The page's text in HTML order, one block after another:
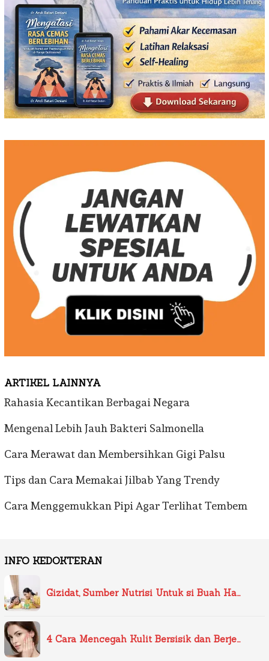
ARTIKEL LAINNYA
Rahasia Kecantikan Berbagai Negara
Mengenal Lebih Jauh Bakteri Salmonella
Cara Merawat dan Membersihkan Gigi Palsu
Tips dan Cara Memakai Jilbab Yang Trendy
Cara Menggemukkan Pipi Agar Terlihat Tembem
INFO KEDOKTERAN
Gizidat, Sumber Nutrisi Untuk si Buah Ha…
4 Cara Mencegah Kulit Bersisik dan Berje…